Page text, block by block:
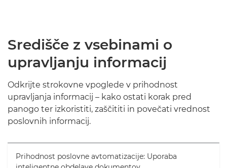
Središče z vsebinami o
upravljanju informacij
Odkrijte strokovne vpoglede v prihodnost
upravljanja informacij – kako ostati korak pred
panogo ter izkoristiti, zaščititi in povečati vrednost
poslovnih informacij.
Prihodnost poslovne avtomatizacije: Uporaba